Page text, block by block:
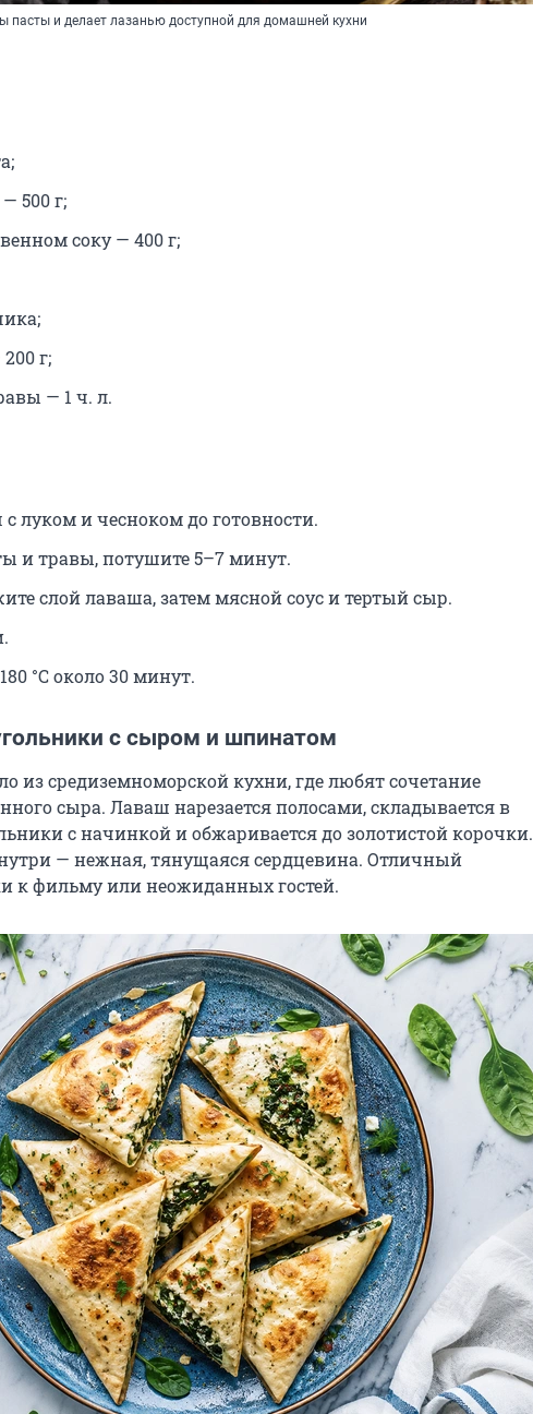
пасты и делает лазанью доступной для домашней кухни
500 г;
соку — 400 г;
г;
— 1 ч. л.
луком и чесноком до готовности.
и травы, потушите 5–7 минут.
слой лаваша, затем мясной соус и тертый сыр.
180 °Cоколо 30 минут.
с сыром и шпинатом
из средиземноморской кухни, где любят сочетание
сыра. Лаваш нарезается полосами, складывается в
с начинкой и обжаривается до золотистой корочки.
— нежная, тянущаяся сердцевина. Отличный
к фильму или неожиданных гостей.